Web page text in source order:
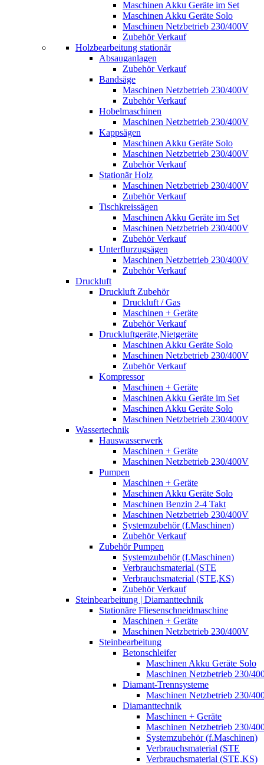
Maschinen Akku Geräte im Set
Maschinen Akku Geräte Solo
Maschinen Netzbetrieb 230/400V
Zubehör Verkauf
Holzbearbeitung stationär
Absauganlagen
Zubehör Verkauf
Bandsäge
Maschinen Netzbetrieb 230/400V
Zubehör Verkauf
Hobelmaschinen
Maschinen Netzbetrieb 230/400V
Kappsägen
Maschinen Akku Geräte Solo
Maschinen Netzbetrieb 230/400V
Zubehör Verkauf
Stationär Holz
Maschinen Netzbetrieb 230/400V
Zubehör Verkauf
Tischkreissägen
Maschinen Akku Geräte im Set
Maschinen Netzbetrieb 230/400V
Zubehör Verkauf
Unterflurzugsägen
Maschinen Netzbetrieb 230/400V
Zubehör Verkauf
Druckluft
Druckluft Zubehör
Druckluft / Gas
Maschinen + Geräte
Zubehör Verkauf
Druckluftgeräte,Nietgeräte
Maschinen Akku Geräte Solo
Maschinen Netzbetrieb 230/400V
Zubehör Verkauf
Kompressor
Maschinen + Geräte
Maschinen Akku Geräte im Set
Maschinen Akku Geräte Solo
Maschinen Netzbetrieb 230/400V
Wassertechnik
Hauswasserwerk
Maschinen + Geräte
Maschinen Netzbetrieb 230/400V
Pumpen
Maschinen + Geräte
Maschinen Akku Geräte Solo
Maschinen Benzin 2-4 Takt
Maschinen Netzbetrieb 230/400V
Systemzubehör (f.Maschinen)
Zubehör Verkauf
Zubehör Pumpen
Systemzubehör (f.Maschinen)
Verbrauchsmaterial (STE
Verbrauchsmaterial (STE,KS)
Zubehör Verkauf
Steinbearbeitung | Diamanttechnik
Stationäre Fliesenschneidmaschine
Maschinen + Geräte
Maschinen Netzbetrieb 230/400V
Steinbearbeitung
Betonschleifer
Maschinen Akku Geräte Solo
Maschinen Netzbetrieb 230/
Diamant-Trennsysteme
Maschinen Netzbetrieb 230/
Diamanttechnik
Maschinen + Geräte
Maschinen Netzbetrieb 230/
Systemzubehör (f.Maschinen)
Verbrauchsmaterial (STE
Verbrauchsmaterial (STE,KS)